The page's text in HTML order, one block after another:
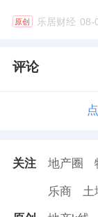
原创 乐居财经 08-
评论
关注 地产圈
乐商 土